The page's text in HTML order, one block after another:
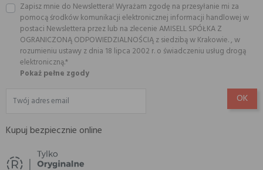
Zapisz mnie do Newslettera! Wyrażam zgodę na przesyłanie mi za
pomocą środków komunikacji elektronicznej informacji handlowej w
postaci Newslettera przez lub na zlecenie AMISELL SPÓŁKA Z
OGRANICZONĄ ODPOWIEDZIALNOŚCIĄ z siedzibą w Krakowie. , w
rozumieniu ustawy z dnia 18 lipca 2002 r. o świadczeniu usług drogą
elektroniczną.*
Pokaż pełne zgody
Kupuj bezpiecznie online